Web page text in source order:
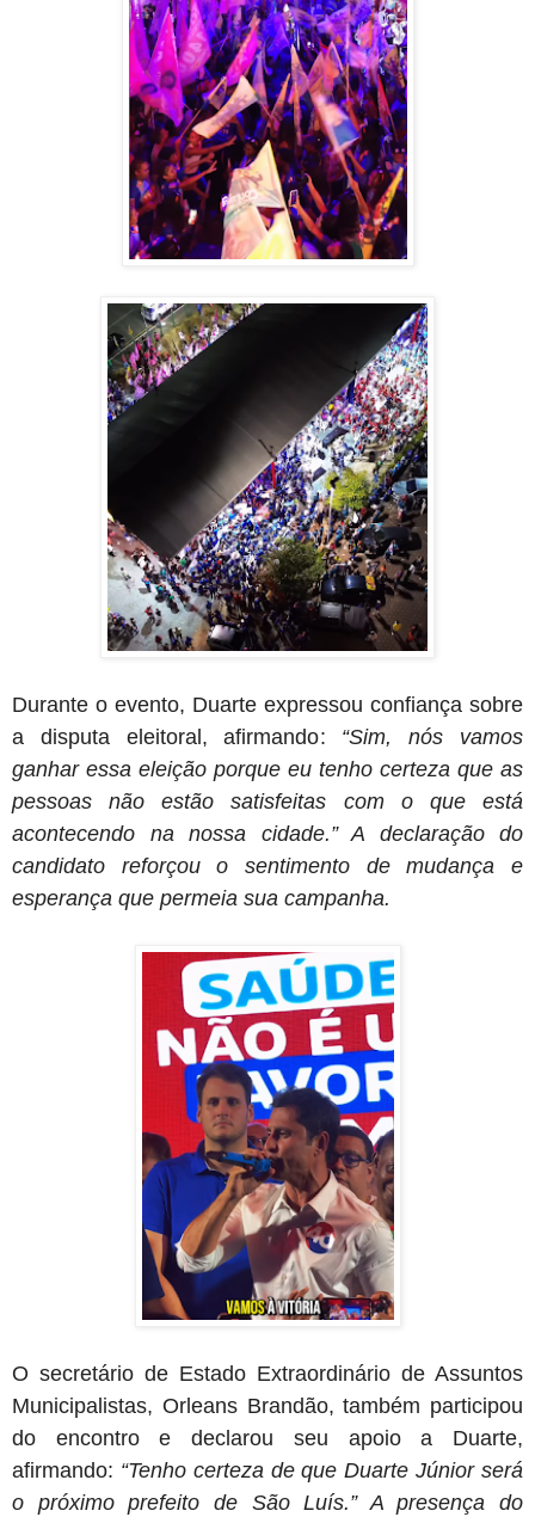
Durante o evento, Duarte expressou confiança sobre
a disputa eleitoral, afirmando: “Sim, nós vamos
ganhar essa eleição porque eu tenho certeza que as
pessoas não estão satisfeitas com o que está
acontecendo na nossa cidade.” A declaração do
candidato reforçou o sentimento de mudança e
esperança que permeia sua campanha.
O secretário de Estado Extraordinário de Assuntos
Municipalistas, Orleans Brandão, também participou
do encontro e declarou seu apoio a Duarte,
afirmando: “Tenho certeza de que Duarte Júnior será
o próximo prefeito de São Luís.” A presença do